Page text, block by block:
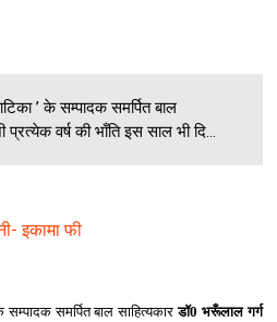
’ के सम्‍पादक समर्पित बाल
वर्ष की भाँति इस साल भी दि...
इकामा फी
सम्‍पादक समर्पित बाल साहित्‍यकारडॉ0 भरूँलाल गर्ग